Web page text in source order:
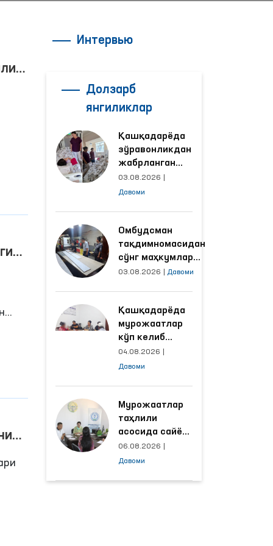
Интервью
Долзарб
янгиликлар
Қашқадарёда
зўравонликдан
жабрланган
аёлнинг ҳолати
Омбудсман
03.08.2026
Давоми
Омбудсман
тақдимномасидан
сўнг маҳкумлар
меҳнат қилаётган
яхшиланди
03.08.2026 Давоми
Қашқадарёда
мурожаатлар
кўп келиб
тушаётган
ҳудудлар
ишлаш йўлга
қўйилди
04.08.2026
Давоми
Мурожаатлар
таҳлили
асосида сайёр
қабул
ўтказиладиган
06.08.2026
Давоми